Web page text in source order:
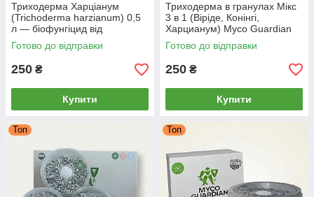
Триходерма Харціанум
(Trichoderma harzianum) 0,5
л — біофунгіцид від
кореневих гнилей, зерновий
міцелій MYCO GUARDIAN
Готово до відправки
250 ₴
Купити
Триходерма в гранулах Мікс
3 в 1 (Віріде, Конінгі,
Харцианум) Myco Guardian
0,5 л | Біофунгіцид для
обробки ґрунту (1.25 сотки)
Готово до відправки
250 ₴
Купити
Топ Топ